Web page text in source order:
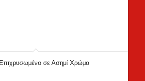
σε Ασημί Χρώμα